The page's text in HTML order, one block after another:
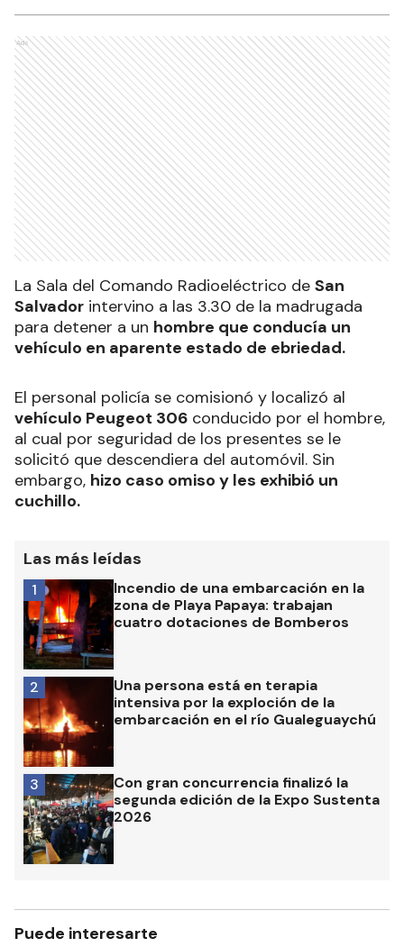
Ads
La Sala del Comando Radioeléctrico de San
Salvador intervino a las 3.30 de la madrugada
para detener a un hombre que conducía un
vehículo en aparente estado de ebriedad.
El personal policía se comisionó y localizó al
vehículo Peugeot 306 conducido por el hombre,
al cual por seguridad de los presentes se le
solicitó que descendiera del automóvil. Sin
embargo, hizo caso omiso y les exhibió un
cuchillo.
Las más leídas
Incendio de una embarcación en la
zona de Playa Papaya: trabajan
cuatro dotaciones de Bomberos
1
Una persona está en terapia
intensiva por la exploción de la
embarcación en el río Gualeguaychú
2
Con gran concurrencia finalizó la
segunda edición de la Expo Sustenta
2026
3
Puede interesarte